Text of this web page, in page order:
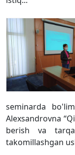
seminarda
Alexsandrovna
berish va
takomillashgan